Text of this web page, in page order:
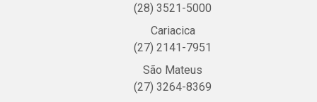
(28) 3521-5000
Cariacica
(27) 2141-7951
São Mateus
(27) 3264-8369